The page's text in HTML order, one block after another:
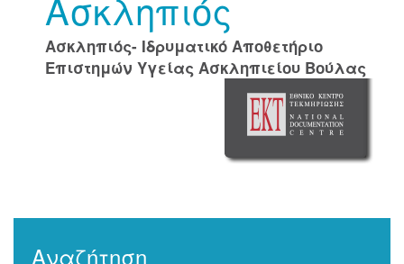
Ασκληπιός- Ιδρυματικό Αποθετήριο
Επιστημών Υγείας Ασκληπιείου Βούλας
Αναζήτηση